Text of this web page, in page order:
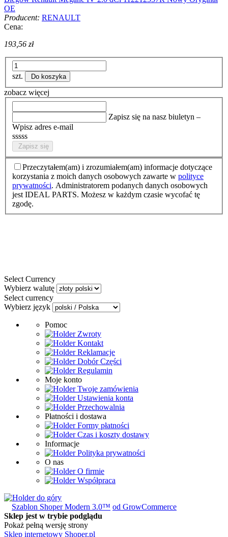
OE
Producent: RENAULT
Cena:
193,56 zł
szt. Do koszyka
zobacz więcej
Zapisz się na nasz biuletyn –
Wpisz adres e-mail
sssss
Zapisz się
Przeczytałem(am) i zrozumiałem(am) informacje dotyczące
korzystania z moich danych osobowych zawarte w polityce
prywatności. Administratorem podanych danych osobowych
jest IDEAL PARTS. Możesz w każdym czasie wycofać tę
zgodę.
Select Currency
Wybierz walutę
Select currency
Wybierz język
Pomoc
Zwroty
Kontakt
Reklamacje
Dobór Części
Regulamin
Moje konto
Twoje zamówienia
Ustawienia konta
Przechowalnia
Płatności i dostawa
Formy płatności
Czas i koszty dostawy
Informacje
Polityka prywatności
O nas
O firmie
Współpraca
do góry
Szablon Shoper Modern 3.0™ od GrowCommerce
Sklep jest w trybie podglądu
Pokaż pełną wersję strony
Sklep internetowy Shoper.pl